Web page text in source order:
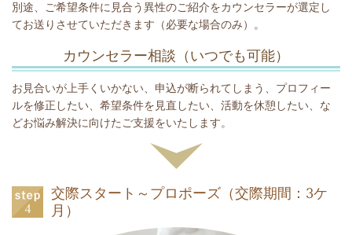
別途、ご希望条件に見合う異性のご紹介をカウンセラーが選定し
てお送りさせていただきます（必要な場合のみ）。
カウンセラー相談（いつでも可能）
お見合いが上手くいかない、申込が断られてしまう、プロフィー
ルを修正したい、希望条件を見直したい、活動を休憩したい、な
どお悩み解決に向けたご支援をいたします。
交際スタート～プロポーズ（交際期間：3ケ
月）